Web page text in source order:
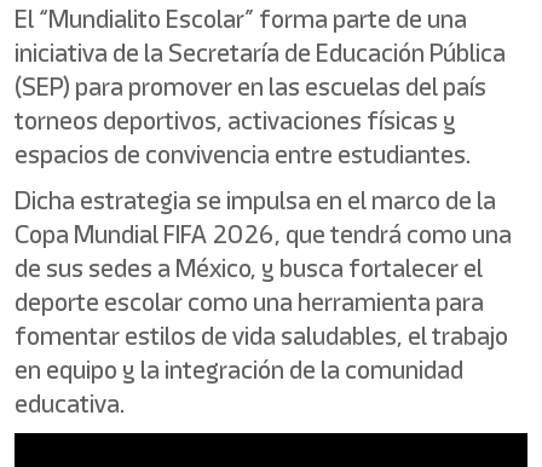
El “Mundialito Escolar” forma parte de una
iniciativa de la Secretaría de Educación Pública
(SEP) para promover en las escuelas del país
torneos deportivos, activaciones físicas y
espacios de convivencia entre estudiantes.
Dicha estrategia se impulsa en el marco de la
Copa Mundial FIFA 2026, que tendrá como una
de sus sedes a México, y busca fortalecer el
deporte escolar como una herramienta para
fomentar estilos de vida saludables, el trabajo
en equipo y la integración de la comunidad
educativa.